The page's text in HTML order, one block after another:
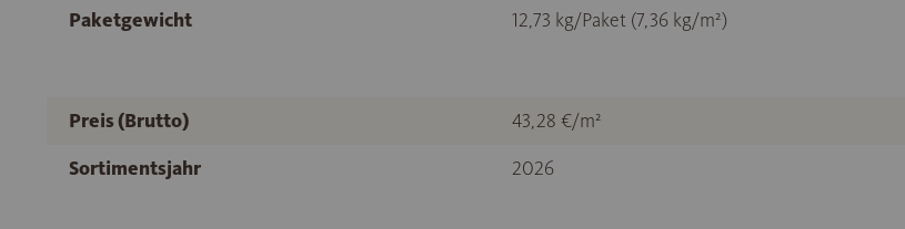
Paketgewicht
12,73 kg/Paket (7,36 kg/m²)
Preis (Brutto)
43,28 €/m²
Sortimentsjahr
2026